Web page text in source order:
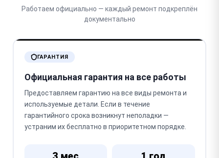
Работаем официально — каждый ремонт подкреплён
документально
ГАРАНТИЯ
Официальная гарантия на все работы
Предоставляем гарантию на все виды ремонта и
используемые детали. Если в течение
гарантийного срока возникнут неполадки —
устраним их бесплатно в приоритетном порядке.